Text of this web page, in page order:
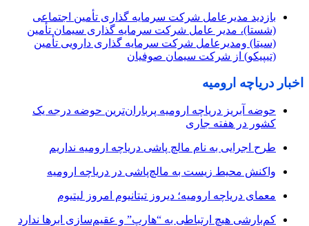
بازدید مدیرعامل شرکت سرمایه گذاری تأمین اجتماعی
(شستا)، مدیر عامل شرکت سرمایه گذاری سیمان تأمین
(سیتا) ومدیرعامل شرکت سرمایه گذاری دارویی تأمین
(تیپیکو) از شرکت سیمان صوفیان
اخبار دریاچه ارومیه
حوضه آبریز دریاچه ارومیه پرباران‌ترین حوضه‌ درجه یک
کشور در هفته جاری
طرح اجرایی به نام مالچ پاشی دریاچه ارومیه نداریم
واکنش محیط زیست به مالچ‌پاشی در دریاچه ارومیه
معمای دریاچه ارومیه؛ دیروز تیتانیوم امروز لیتیوم
کم‌بارشی هیچ ارتباطی به “هارپ” و عقیم‌سازی ابرها ندارد